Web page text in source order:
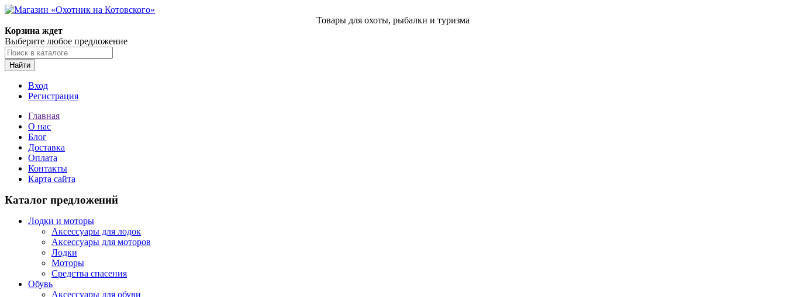
Товары для охоты, рыбалки и туризма
Корзина ждет
Выберите любое предложение
Найти
Вход
Регистрация
Главная
О нас
Блог
Доставка
Оплата
Контакты
Карта сайта
Каталог предложений
Лодки и моторы
Аксессуары для лодок
Аксессуары для моторов
Лодки
Моторы
Средства спасения
Обувь
Аксессуары для обуви